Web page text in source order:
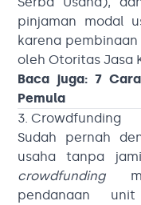
pinjaman modal
karena
oleh Otoritas Jasa
Baca juga:7
Pemula
3. Crowdfunding
Sudah pernah
usaha tanpa
crowdfunding
pendanaan